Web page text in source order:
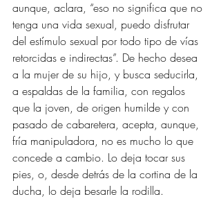
aunque, aclara, “eso no significa que no
tenga una vida sexual, puedo disfrutar
del estímulo sexual por todo tipo de vías
retorcidas e indirectas”. De hecho desea
a la mujer de su hijo, y busca seducirla,
a espaldas de la familia, con regalos
que la joven, de origen humilde y con
pasado de cabaretera, acepta, aunque,
fría manipuladora, no es mucho lo que
concede a cambio. Lo deja tocar sus
pies, o, desde detrás de la cortina de la
ducha, lo deja besarle la rodilla.